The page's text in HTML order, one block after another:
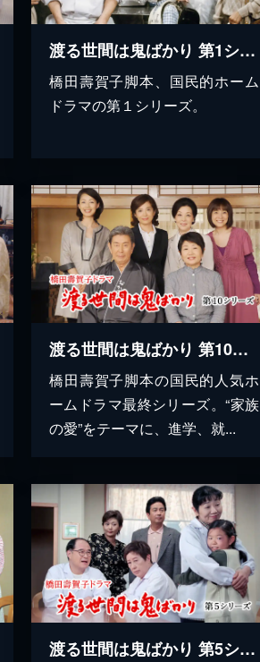
渡る世間は鬼ばかり 第1シリーズ(橋田壽賀子ドラマ)
橋田壽賀子脚本、国民的ホーム
ドラマの第１シリーズ。
渡る世間は鬼ばかり 第10シリーズ(橋田壽賀子ドラマ)
橋田壽賀子脚本の国民的人気ホ
ームドラマ最終シリーズ。“家族
の愛”をテーマに、進学、就...
渡る世間は鬼ばかり 第5シリーズ(橋田壽賀子ドラマ)